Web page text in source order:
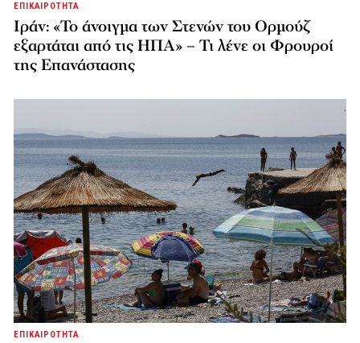
ΕΠΙΚΑΙΡΟΤΗΤΑ
Ιράν: «Το άνοιγμα των Στενών του Ορμούζ
εξαρτάται από τις ΗΠΑ» – Τι λένε οι Φρουροί
της Επανάστασης
ΕΠΙΚΑΙΡΟΤΗΤΑ